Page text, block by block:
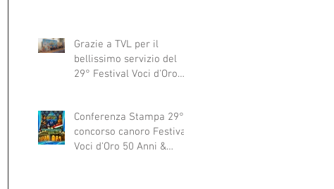
Grazie a TVL per il
bellissimo servizio del
29° Festival Voci d'Oro
Conferenza Stampa 29°
concorso canoro Festival
Voci d'Oro 50 Anni &